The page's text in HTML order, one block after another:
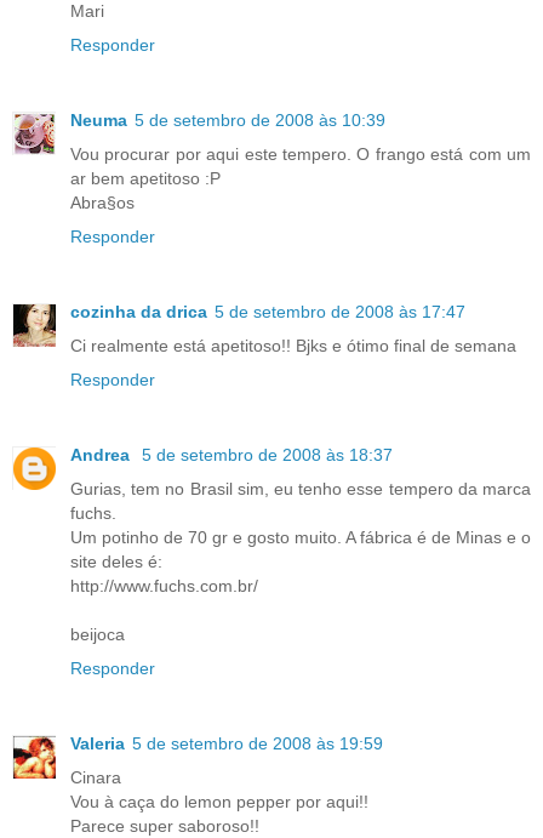
Mari
Responder
Neuma 5 de setembro de 2008 às 10:39
Vou procurar por aqui este tempero. O frango está com um
ar bem apetitoso :P
Abra§os
Responder
cozinha da drica 5 de setembro de 2008 às 17:47
Ci realmente está apetitoso!! Bjks e ótimo final de semana
Responder
Andrea
5 de setembro de 2008 às 18:37
Gurias, tem no Brasil sim, eu tenho esse tempero da marca
fuchs.
Um potinho de 70 gr e gosto muito. A fábrica é de Minas e o
site deles é:
http://www.fuchs.com.br/
beijoca
Responder
Valeria 5 de setembro de 2008 às 19:59
Cinara
Vou à caça do lemon pepper por aqui!!
Parece super saboroso!!